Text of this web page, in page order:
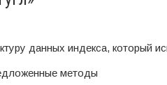
данных индекса, который
методы